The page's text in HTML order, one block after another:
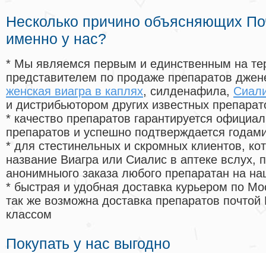
Несколько причино объясняющих
именно у нас?
* Мы являемся первым и единственным на
представителем по продаже препаратов
женская виагра в каплях, силденафила,
и дистрибьютором других известных
* качество препаратов гарантируется
препаратов и успешно подтверждается
* для стестинельных и скромных клиентов,
название Виагра или Сиалис в аптеке вслух,
анонимныого заказа любого препаратан на
* быстрая и удобная доставка курьером по
так же возможна доставка препаратов
классом
Покупать у нас выгодно